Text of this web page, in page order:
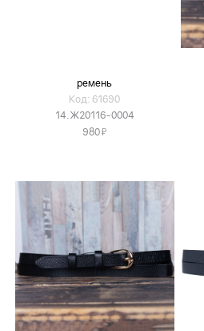
ремень
Код: 61690
14.Ж20116-0004
980Я